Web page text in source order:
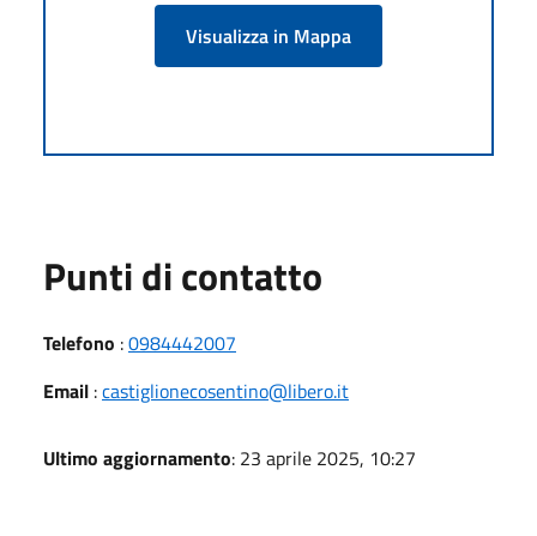
Visualizza in Mappa
Punti di contatto
Telefono :0984442007
Email :castiglionecosentino@libero.it
Ultimo aggiornamento: 23 aprile 2025, 10:27